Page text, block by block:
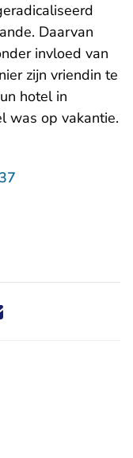
Daarvan
invloed van
zijn vriendin te
hotel in
was op vakantie.
via X -
nieuwsbericht via
dit nieuwsbericht
Deel dit